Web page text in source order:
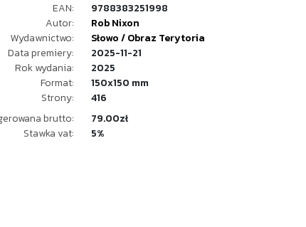
EAN:
9788383251998
Autor:
Rob Nixon
Wydawnictwo:
Słowo / Obraz Terytoria
Data premiery:
2025-11-21
Rok wydania:
2025
Format:
150x150 mm
Strony:
416
brutto:
79.00zł
Stawka vat:
5%